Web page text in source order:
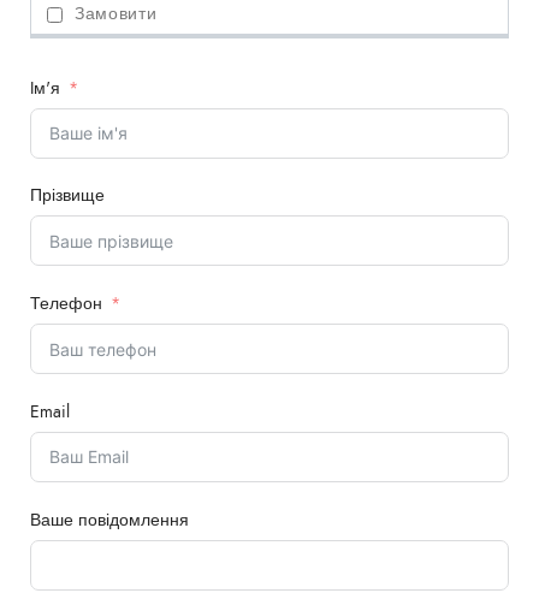
Iм'я
Прізвище
Телефон
Email
Ваше повідомлення